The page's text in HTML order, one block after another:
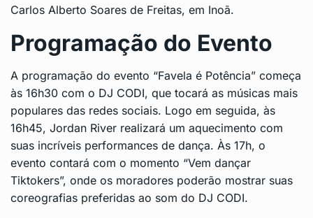
Carlos Alberto Soares de Freitas, em Inoã.
Programação do Evento
A programação do evento “Favela é Potência” começa
às 16h30 com o DJ CODI, que tocará as músicas mais
populares das redes sociais. Logo em seguida, às
16h45, Jordan River realizará um aquecimento com
suas incríveis performances de dança. Às 17h, o
evento contará com o momento “Vem dançar
Tiktokers”, onde os moradores poderão mostrar suas
coreografias preferidas ao som do DJ CODI.